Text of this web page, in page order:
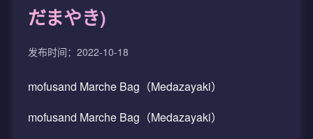
だまやき)
发布时间：2022-10-18
mofusand Marche Bag（Medazayaki）
mofusand Marche Bag（Medazayaki）